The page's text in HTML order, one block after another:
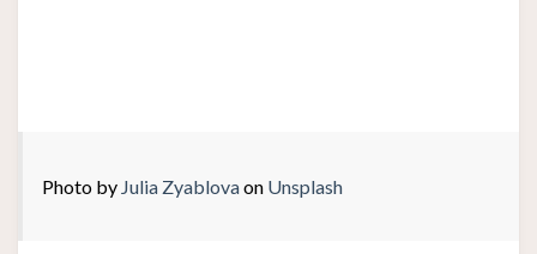
Photo by Julia Zyablovaon Unsplash